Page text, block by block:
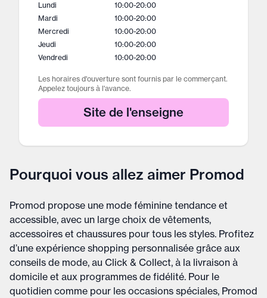
Lundi
10:00-20:00
Mardi
10:00-20:00
Mercredi
10:00-20:00
Jeudi
10:00-20:00
Vendredi
10:00-20:00
Les horaires d'ouverture sont fournis par le commerçant.
Appelez toujours à l'avance.
Site de l'enseigne
Pourquoi vous allez aimer Promod
Promod propose une mode féminine tendance et
accessible, avec un large choix de vêtements,
accessoires et chaussures pour tous les styles. Profitez
d’une expérience shopping personnalisée grâce aux
conseils de mode, au Click & Collect, à la livraison à
domicile et aux programmes de fidélité. Pour le
quotidien comme pour les occasions spéciales, Promod